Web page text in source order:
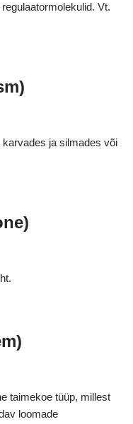
Vt.
ja silmades või
taimekoe tüüp, millest
loomade